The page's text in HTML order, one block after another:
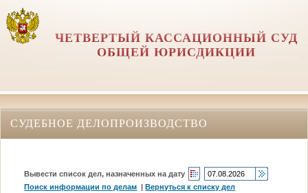
ЧЕТВЕРТЫЙ КАССАЦИОННЫЙ СУД
ОБЩЕЙ ЮРИСДИКЦИИ
СУДЕБНОЕ ДЕЛОПРОИЗВОДСТВО
Вывести список дел, назначенных на дату
Поиск информации по делам |Вернуться к списку дел